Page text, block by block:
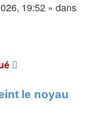
19:52 » dans
le noyau